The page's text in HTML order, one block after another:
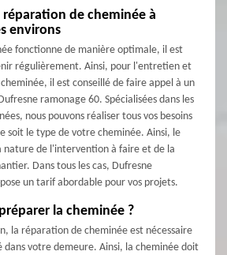
de cheminée à
environs
fonctionne de manière optimale, il est
régulièrement. Ainsi, pour l'entretien et
il est conseillé de faire appel à un
ramonage 60. Spécialisées dans les
nous pouvons réaliser tous vos besoins
soit le type de votre cheminée. Ainsi, le
nature de l'intervention à faire et de la
Dans tous les cas, Dufresne
un tarif abordable pour vos projets.
la cheminée ?
la réparation de cheminée est nécessaire
dans votre demeure. Ainsi, la cheminée doit